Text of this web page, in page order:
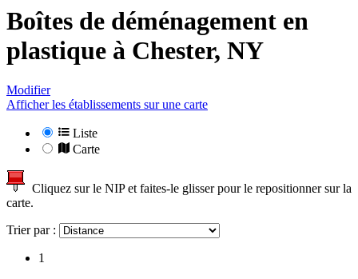
Boîtes de déménagement en
plastique à Chester, NY
Modifier
Afficher les établissements sur une carte
Liste
Carte
Cliquez sur le NIP et faites-le glisser pour le repositionner sur la
carte.
Trier par :
1